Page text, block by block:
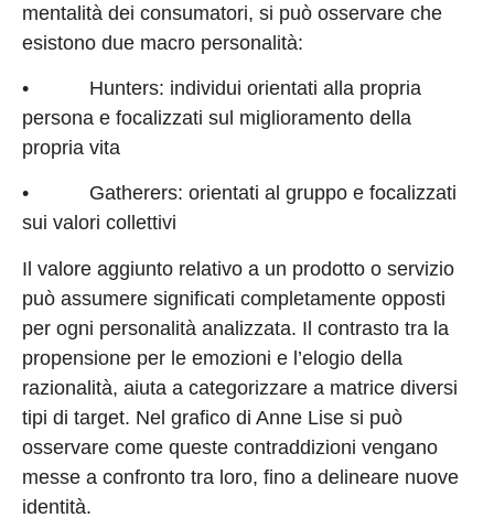
mentalità dei consumatori, si può osservare che
esistono due macro personalità:
• Hunters: individui orientati alla propria
persona e focalizzati sul miglioramento della
propria vita
• Gatherers: orientati al gruppo e focalizzati
sui valori collettivi
Il valore aggiunto relativo a un prodotto o servizio
può assumere significati completamente opposti
per ogni personalità analizzata. Il contrasto tra la
propensione per le emozioni e l’elogio della
razionalità, aiuta a categorizzare a matrice diversi
tipi di target. Nel grafico di Anne Lise si può
osservare come queste contraddizioni vengano
messe a confronto tra loro, fino a delineare nuove
identità.